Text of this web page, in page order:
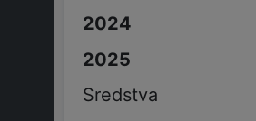
Sredstva